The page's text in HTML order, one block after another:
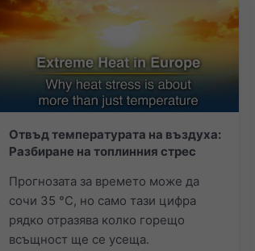
Отвъд температурата на въздуха:
Разбиране на топлинния стрес
Прогнозата за времето може да
сочи 35 °C, но само тази цифра
рядко отразява колко горещо
всъщност ще се усеща.